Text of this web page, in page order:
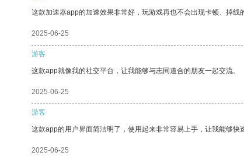
这款加速器app的加速效果非常好，玩游戏再也不会出现卡顿、掉
2025-06-25
游客
这款app就像我的社交平台，让我能够与志同道合的朋友一起交流。
2025-06-25
游客
这款app的用户界面简洁明了，使用起来非常容易上手，让我能够快
2025-06-25